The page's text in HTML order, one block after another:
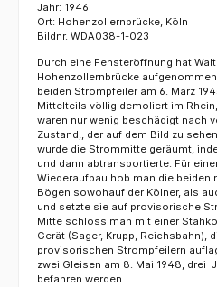
Jahr: 1946
Ort: Hohenzollernbrücke, Köln
Bildnr. WDA038-1-023
Durch eine Fensteröffnung hat
Hohenzollernbrücke
beiden Strompfeiler am 6. März
Mittelteils völlig demoliert im
waren nur wenig beschädigt nach
Zustand,, der auf dem Bild zu
wurde die Strommitte geräumt,
und dann abtransportierte. Für
Wiederaufbau hob man die beiden
Bögen sowohauf der Kölner, als
und setzte sie auf provisorische
Mitte schloss man mit einer
Gerät (Sager, Krupp, Reichsbahn),
provisorischen Strompfeilern
zwei Gleisen am 8. Mai 1948, drei
befahren werden.